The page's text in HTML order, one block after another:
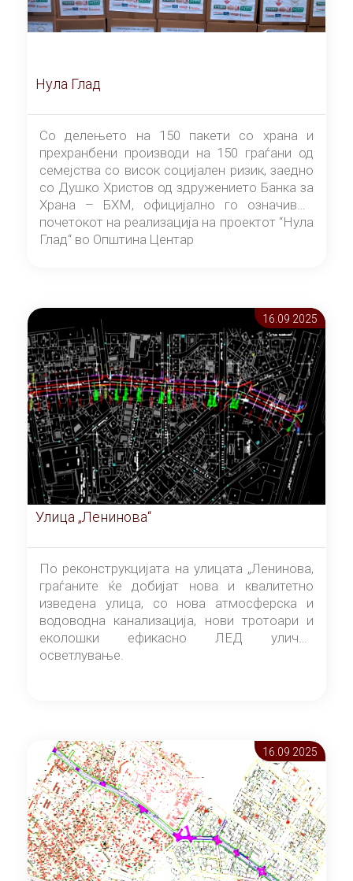
Нула Глад
Со делењето на 150 пакети со храна и
прехранбени производи на 150 граѓани од
семејства со висок социјален ризик, заедно
со Душко Христов од здружението Банка за
Храна – БХМ, официјално го означивме
почетокот на реализација на проектот “Нула
Глад“ во Општина Центар
16.09 2025
Улица „Ленинова“
По реконструкцијата на улицата „Ленинова,
граѓаните ќе добијат нова и квалитетно
изведена улица, со нова атмосферска и
водоводна канализација, нови тротоари и
еколошки ефикасно ЛЕД улично
осветлување.
16.09 2025